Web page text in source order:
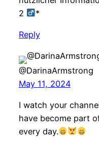
2
*
Reply
@DarinaArmstrong
May 11, 2024
I watch your
have become part
every day.